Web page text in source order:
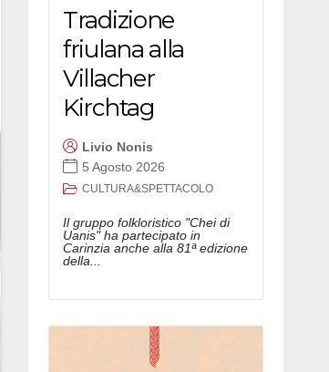
Tradizione
friulana alla
Villacher
Kirchtag
Livio Nonis
5 Agosto 2026
CULTURA&SPETTACOLO
Il gruppo folkloristico "Chei di
Uanis" ha partecipato in
Carinzia anche alla 81ª edizione
della...